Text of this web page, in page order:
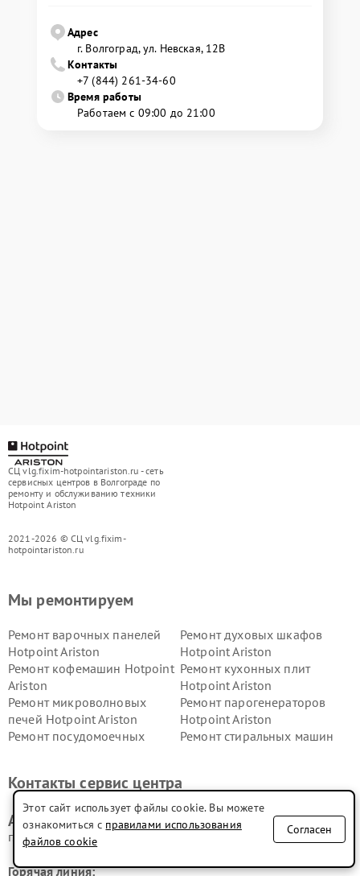
Адрес
г. Волгоград, ул. Невская, 12В
Контакты
+7 (844) 261-34-60
Время работы
Работаем с 09:00 до 21:00
СЦ vlg.fixim-hotpointariston.ru - сеть
сервисных центров в Волгограде по
ремонту и обслуживанию техники
Hotpoint Ariston
2021-2026 © СЦ vlg.fixim-
hotpointariston.ru
Мы ремонтируем
Ремонт варочных панелей
Hotpoint Ariston
Ремонт духовых шкафов
Hotpoint Ariston
Ремонт кофемашин Hotpoint
Ariston
Ремонт кухонных плит
Hotpoint Ariston
Ремонт микроволновых
печей Hotpoint Ariston
Ремонт парогенераторов
Hotpoint Ariston
Ремонт посудомоечных
Ремонт стиральных машин
Hotpoint Ariston
Hotpoint Ariston
Ремонт вытяжек Hotpoint
Ariston
Ремонт сушильных машин
Hotpoint Ariston
Контакты сервис центра
Адрес сервисного центра Hotpoint Ariston:
г. Волгоград, ул. Невская, 12В
Горячая линия:
Этот сайт использует файлы cookie. Вы можете
ознакомиться с правилами использования
файлов cookie
Согласен